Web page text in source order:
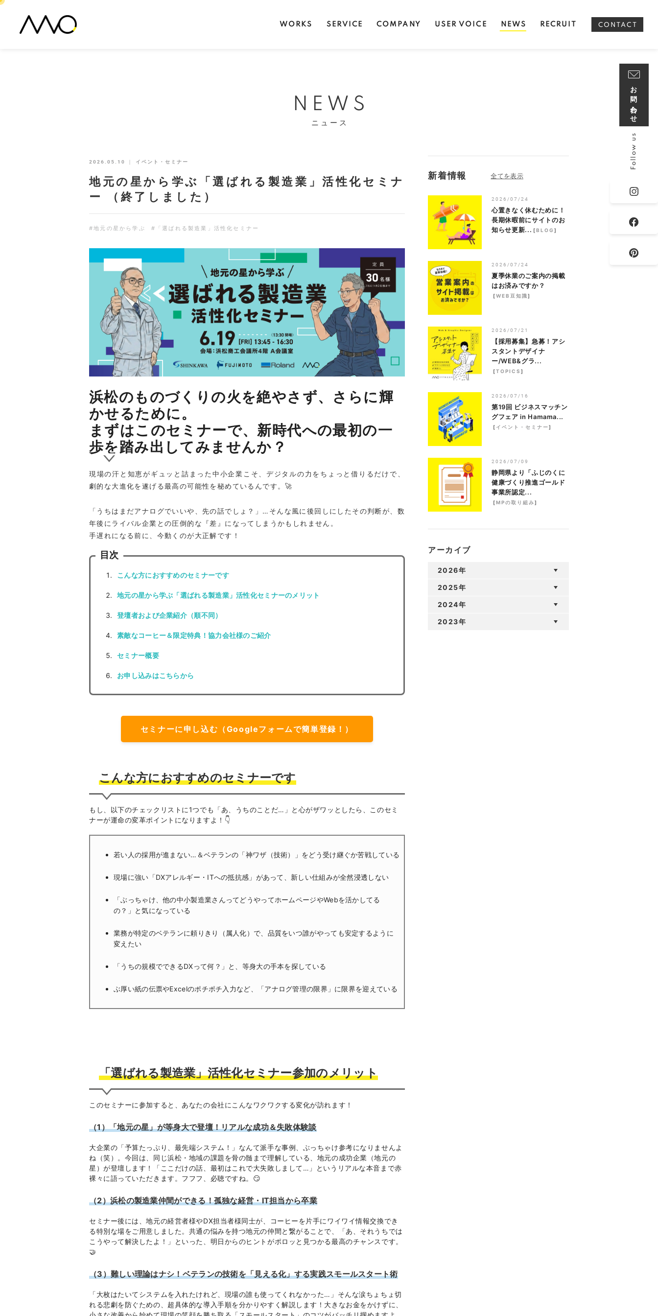
WORKS SERVICE COMPANY USER VOICE NEWS RECRUIT CONTACT
NEWS
ニュース
2026.05.10 ｜ イベント・セミナー
地元の星から学ぶ「選ばれる製造業」活性化セミナ
ー （終了しました）
#地元の星から学ぶ #「選ばれる製造業」活性化セミナー
浜松のものづくりの火を絶やさず、さらに輝
かせるために。
まずはこのセミナーで、新時代への最初の一
歩を踏み出してみませんか？
現場の汗と知恵がギュッと詰まった中小企業こそ、デジタルの力をちょっと借りるだけで、
劇的な大進化を遂げる最高の可能性を秘めているんです。🚀
「うちはまだアナログでいいや、先の話でしょ？」…そんな風に後回しにしたその判断が、数
年後にライバル企業との圧倒的な『差』になってしまうかもしれません。
手遅れになる前に、今動くのが大正解です！
目次
こんな方におすすめのセミナーです
地元の星から学ぶ「選ばれる製造業」活性化セミナーのメリット
登壇者および企業紹介（順不同）
素敵なコーヒー＆限定特典！協力会社様のご紹介
セミナー概要
お申し込みはこちらから
セミナーに申し込む（Googleフォームで簡単登録！）
こんな方におすすめのセミナーです
もし、以下のチェックリストに1つでも「あ、うちのことだ…」と心がザワッとしたら、このセミ
ナーが運命の変革ポイントになりますよ！👇
若い人の採用が進まない…＆ベテランの「神ワザ（技術）」をどう受け継ぐか苦戦している
現場に強い「DXアレルギー・ITへの抵抗感」があって、新しい仕組みが全然浸透しない
「ぶっちゃけ、他の中小製造業さんってどうやってホームページやWebを活かしてる
の？」と気になっている
業務が特定のベテランに頼りきり（属人化）で、品質をいつ誰がやっても安定するように
変えたい
「うちの規模でできるDXって何？」と、等身大の手本を探している
ぶ厚い紙の伝票やExcelのポチポチ入力など、「アナログ管理の限界」に限界を迎えている
「選ばれる製造業」活性化セミナー参加のメリット
このセミナーに参加すると、あなたの会社にこんなワクワクする変化が訪れます！
（1）「地元の星」が等身大で登壇！リアルな成功＆失敗体験談
大企業の「予算たっぷり、最先端システム！」なんて派手な事例、ぶっちゃけ参考になりませんよ
ね（笑）。今回は、同じ浜松・地域の課題を骨の髄まで理解している、地元の成功企業（地元の
星）が登壇します！「ここだけの話、最初はこれで大失敗しまして…」というリアルな本音まで赤
裸々に語っていただきます。フフフ、必聴ですね。😏
（2）浜松の製造業仲間ができる！孤独な経営・IT担当から卒業
セミナー後には、地元の経営者様やDX担当者様同士が、コーヒーを片手にワイワイ情報交換でき
る特別な場をご用意しました。共通の悩みを持つ地元の仲間と繋がることで、「あ、それうちでは
こうやって解決したよ！」といった、明日からのヒントがポロッと見つかる最高のチャンスです。
🤝
（3）難しい理論はナシ！ベテランの技術を「見える化」する実践スモールスタート術
「大枚はたいてシステムを入れたけれど、現場の誰も使ってくれなかった…」そんな涙ちょちょ切
れる悲劇を防ぐための、超具体的な導入手順を分かりやすく解説します！大きなお金をかけずに、
新着情報
2026/07/24
心置きなく休むために！
長期休暇前にサイトのお
知らせ更新... [BLOG]
2026/07/24
夏季休業のご案内の掲載
はお済みですか？
[WEB豆知識]
2026/07/21
【採用募集】急募！アシ
スタントデザイナ
ー/WEB&グラ...
[TOPICS ]
2026/07/16
第19回 ビジネスマッチン
グフェア in Hamama...
[ イベント・セミナー]
2026/07/09
静岡県より「ふじのくに
健康づくり推進ゴールド
事業所認定...
[MPの取り組み]
アーカイブ
2026年
2025年
2024年
2023年
お問い合わせ
Follow us